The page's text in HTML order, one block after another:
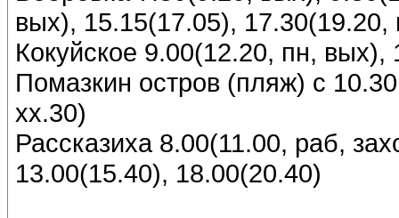
вых), 15.15(17.05),
Кокуйское 9.00(12.20, пн, вых),
Помазкин остров (пляж) с
хх.30)
Рассказиха 8.00(11.00, раб,
13.00(15.40), 18.00(20.40)